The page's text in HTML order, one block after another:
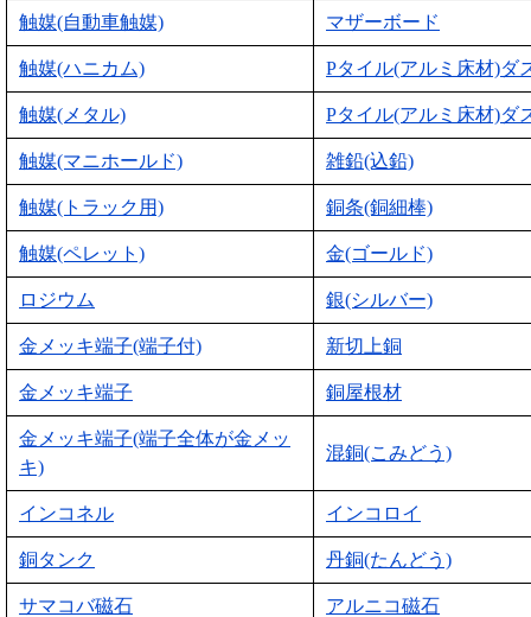
触媒(自動車触媒) マザーボード
触媒(ハニカム) Pタイル(アルミ床材)ダ
触媒(メタル) Pタイル(アルミ床材)ダ
触媒(マニホールド) 雑鉛(込鉛)
触媒(トラック用) 銅条(銅細棒)
触媒(ペレット) 金(ゴールド)
ロジウム 銀(シルバー)
金メッキ端子(端子付) 新切上銅
金メッキ端子 銅屋根材
金メッキ端子(端子全体が金メッ
キ)
混銅(こみどう)
インコネル インコロイ
銅タンク 丹銅(たんどう)
サマコバ磁石 アルニコ磁石